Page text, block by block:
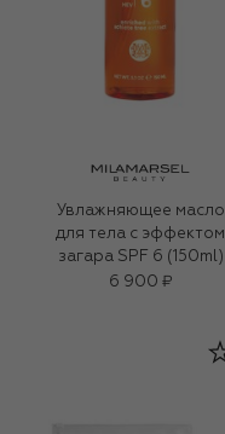
Увлажняющее масло
для тела с эффектом
загара SPF 6 (150ml)
6 900 ₽